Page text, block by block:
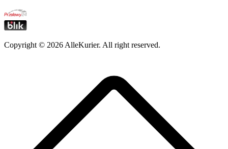
Copyright © 2026 AlleKurier. All right reserved.